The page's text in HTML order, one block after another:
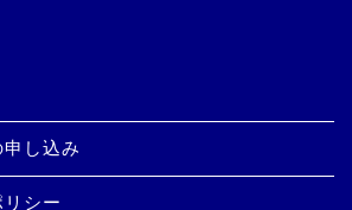
し込み
シー
手県公立高校入試志望校
定システム｜アンビシャ